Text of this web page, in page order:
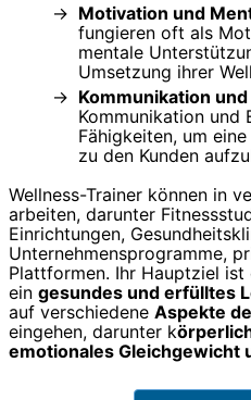
Motivation und
fungieren oft als
mentale
Umsetzung ihrer
Kommunikation
Kommunikation und
Fähigkeiten, um
zu den Kunden
Wellness-Trainer können in
arbeiten, darunter
Einrichtungen,
Unternehmensprogramme,
Plattformen. Ihr Hauptziel ist
ein gesundes und erfülltes
auf verschiedene Aspekte
eingehen, darunter k
emotionales Gleichgewicht